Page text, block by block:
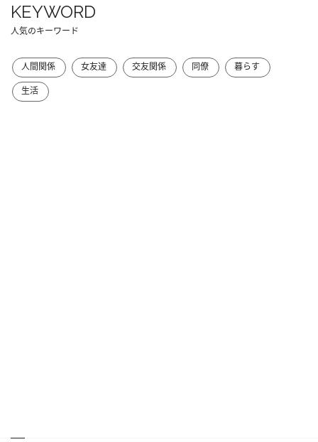
KEYWORD
人気のキーワード
人間関係 女友達 交友関係 同僚
暮らす
生活